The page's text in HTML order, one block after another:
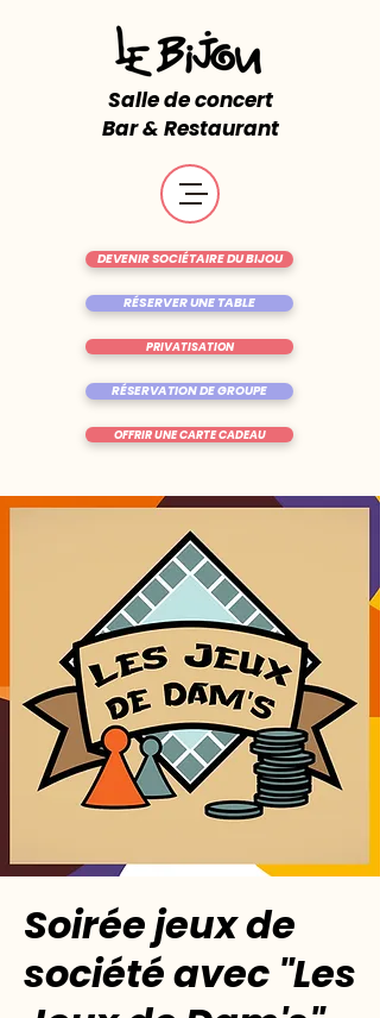
Salle de concert
Bar & Restaurant
RÉSERVER UNE TABLE
OFFRIR UNE CARTE CADEAU
DEVENIR SOCIÉTAIRE DU BIJOU
RÉSERVATION DE GROUPE
PRIVATISATION
Soirée jeux de
société avec "Les